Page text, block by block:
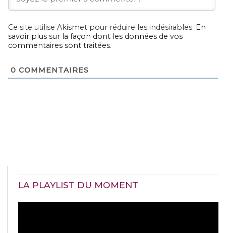
Ce site utilise Akismet pour réduire les indésirables. En
savoir plus sur la façon dont les données de vos
commentaires sont traitées.
0 COMMENTAIRES
LA PLAYLIST DU MOMENT